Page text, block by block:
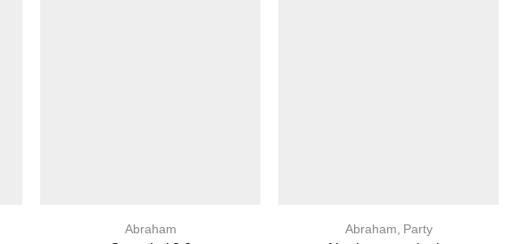
Abraham Abraham Party